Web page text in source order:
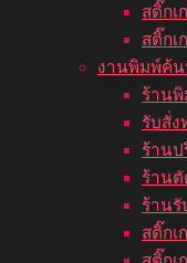
สติ๊กเ
สติ๊กเ
งานพิมพ์ค้น
ร้านพิ
รับสั่ง
ร้านป
ร้านตั
ร้านรั
สติ๊กเ